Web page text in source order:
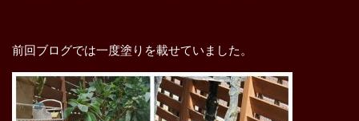
前回ブログでは一度塗りを載せていました。